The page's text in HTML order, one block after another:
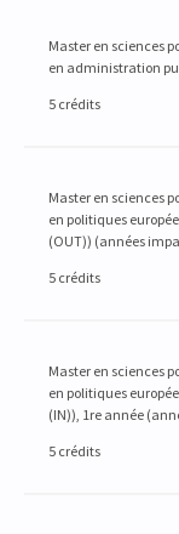
Master en sciences
en administration
5 crédits
Master en sciences
en politiques
(OUT)) (années
5 crédits
Master en sciences
en politiques
(IN)), 1re année
5 crédits